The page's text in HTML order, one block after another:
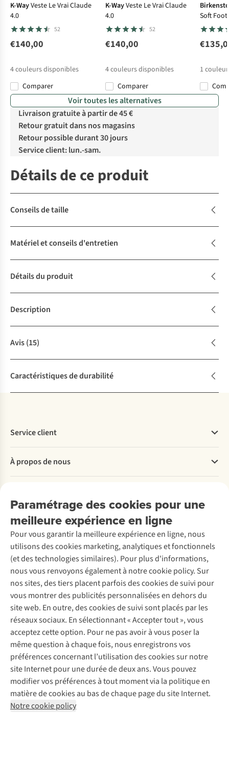
K-WayVeste Le Vrai Claude
4.0
52
€140,00
4couleurs disponibles
Comparer
K-WayVeste Le Vrai Claude
4.0
52
€140,00
4couleurs disponibles
Comparer
Soft
Leather
1
Voir toutes les alternatives
Livraison gratuite à partir de 45 €
Retour gratuit dans nos magasins
Retour possible durant 30 jours
Service client: lun.-sam.
Détails de ce produit
Conseils de taille
Matériel et conseils d'entretien
Détails du produit
Description
Avis(15)
Caractéristiques de durabilité
Paramétrage des cookies pour une
meilleure expérience en ligne
Pour vous garantir la meilleure expérience en ligne, nous
utilisons des cookies marketing, analytiques et fonctionnels
(et des technologies similaires). Pour plus d'informations,
nous vous renvoyons également à notre cookie policy. Sur
nos sites, des tiers placent parfois des cookies de suivi pour
vous montrer des publicités personnalisées en dehors du
site web. En outre, des cookies de suivi sont placés par les
réseaux sociaux. En sélectionnant « Accepter tout », vous
acceptez cette option. Pour ne pas avoir à vous poser la
même question à chaque fois, nous enregistrons vos
préférences concernant l’utilisation des cookies sur notre
site Internet pour une durée de deux ans. Vous pouvez
modifier vos préférences à tout moment via la politique en
matière de cookies au bas de chaque page du site Internet.
Notre cookie policy
Service client
Commander
Payer
Retourner
Rétractation d'une commande
Entretien & réparations
Garantie
Contactez-nous
À propos de nous
Entreprise responsable
À propos d’Ayacucho
Nos magasins
À propos d’A.S.Adventure
Déclaration d'accessibilité
Location / Location sports d’hiver
Seconde-main
Entretien de ski
Service de lavage
Entretien de chaussures
Réparation de chaussures
Réparation de vêtements
Retouches
Pour les entreprises
Découvrez
A.S.Magazine
Explore Camp
Expertise & conseils
Abonnez-vous à la newsletter
Suivez-nous
Mentions légales
Politique de confidentialité
Conditions générales
Cookie Policy